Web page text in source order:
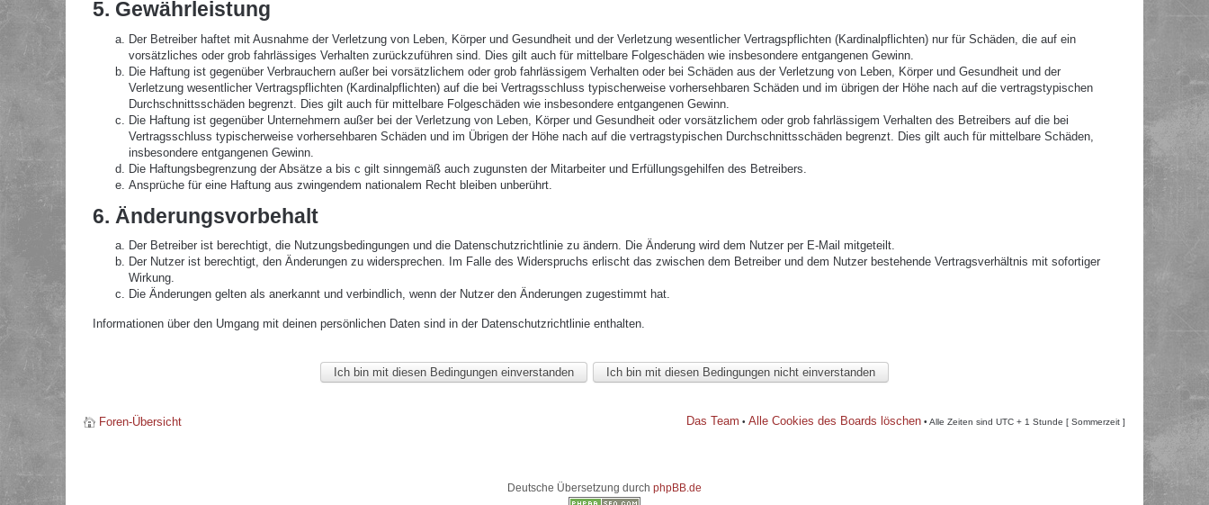
5. Gewährleistung
Der Betreiber haftet mit Ausnahme der Verletzung von Leben, Körper und Gesundheit und der Verletzung wesentlicher Vertragspflichten (Kardinalpflichten) nur für Schäden, die auf ein
vorsätzliches oder grob fahrlässiges Verhalten zurückzuführen sind. Dies gilt auch für mittelbare Folgeschäden wie insbesondere entgangenen Gewinn.
Die Haftung ist gegenüber Verbrauchern außer bei vorsätzlichem oder grob fahrlässigem Verhalten oder bei Schäden aus der Verletzung von Leben, Körper und Gesundheit und der
Verletzung wesentlicher Vertragspflichten (Kardinalpflichten) auf die bei Vertragsschluss typischerweise vorhersehbaren Schäden und im übrigen der Höhe nach auf die vertragstypischen
Durchschnittsschäden begrenzt. Dies gilt auch für mittelbare Folgeschäden wie insbesondere entgangenen Gewinn.
Die Haftung ist gegenüber Unternehmern außer bei der Verletzung von Leben, Körper und Gesundheit oder vorsätzlichem oder grob fahrlässigem Verhalten des Betreibers auf die bei
Vertragsschluss typischerweise vorhersehbaren Schäden und im Übrigen der Höhe nach auf die vertragstypischen Durchschnittsschäden begrenzt. Dies gilt auch für mittelbare Schäden,
insbesondere entgangenen Gewinn.
Die Haftungsbegrenzung der Absätze a bis c gilt sinngemäß auch zugunsten der Mitarbeiter und Erfüllungsgehilfen des Betreibers.
Ansprüche für eine Haftung aus zwingendem nationalem Recht bleiben unberührt.
6. Änderungsvorbehalt
Der Betreiber ist berechtigt, die Nutzungsbedingungen und die Datenschutzrichtlinie zu ändern. Die Änderung wird dem Nutzer per E-Mail mitgeteilt.
Der Nutzer ist berechtigt, den Änderungen zu widersprechen. Im Falle des Widerspruchs erlischt das zwischen dem Betreiber und dem Nutzer bestehende Vertragsverhältnis mit sofortiger
Wirkung.
Die Änderungen gelten als anerkannt und verbindlich, wenn der Nutzer den Änderungen zugestimmt hat.
Informationen über den Umgang mit deinen persönlichen Daten sind in der Datenschutzrichtlinie enthalten.
Foren-Übersicht Das Team • Alle Cookies des Boards löschen • Alle Zeiten sind UTC + 1 Stunde [ Sommerzeit ]
Deutsche Übersetzung durch phpBB.de